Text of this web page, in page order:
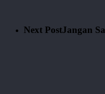
Next PostJangan